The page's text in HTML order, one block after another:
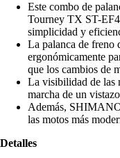
Este combo de
Tourney TX ST-
simplicidad y
La palanca de freno
ergonómicamente
que los cambios de
La visibilidad de las
marcha de un
Además, SHIMANO
las motos más
Detalles